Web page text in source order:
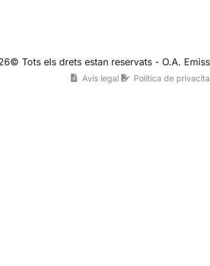
Tots els drets estan reservats - O.A.
Avís legal Política de